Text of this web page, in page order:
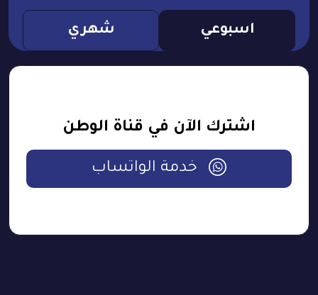
اسبوعي شهري
اشترك الآن في قناة الوطن
خدمة الواتساب